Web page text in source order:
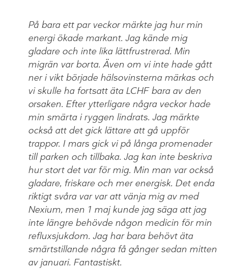
På bara ett par veckor märkte jag hur min
energi ökade markant. Jag kände mig
gladare och inte lika lättfrustrerad. Min
migrän var borta. Även om vi inte hade gått
ner i vikt började hälsovinsterna märkas och
vi skulle ha fortsatt äta LCHF bara av den
orsaken. Efter ytterligare några veckor hade
min smärta i ryggen lindrats. Jag märkte
också att det gick lättare att gå uppför
trappor. I mars gick vi på långa promenader
till parken och tillbaka. Jag kan inte beskriva
hur stort det var för mig. Min man var också
gladare, friskare och mer energisk. Det enda
riktigt svåra var var att vänja mig av med
Nexium, men 1 maj kunde jag säga att jag
inte längre behövde någon medicin för min
refluxsjukdom. Jag har bara behövt äta
smärtstillande några få gånger sedan mitten
av januari. Fantastiskt.